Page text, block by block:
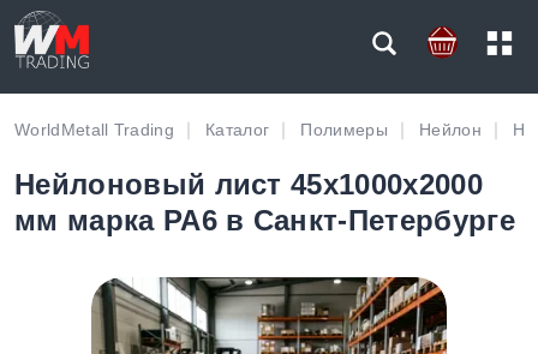
WorldMetall Trading Каталог Полимеры Нейлон
Нейлоновый лист 45х1000х2000
мм марка PA6 в Санкт-Петербурге